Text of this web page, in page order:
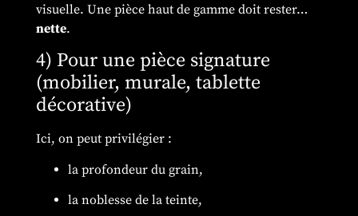
visuelle. Une pièce haut de gamme doit rester…
nette.
4) Pour une pièce signature
(mobilier, murale, tablette
décorative)
Ici, on peut privilégier :
la profondeur du grain,
la noblesse de la teinte,